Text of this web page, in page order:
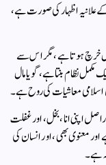
علانیہ اظہار کی صورت ہے،
مال خرچ ہوتا ہے، مگر اس سے
نظام بنتا ہے، گویا مال
اپنی انا، بخل، اور غفلت
اور معنوی بھی، اور انسان کی
ہے۔